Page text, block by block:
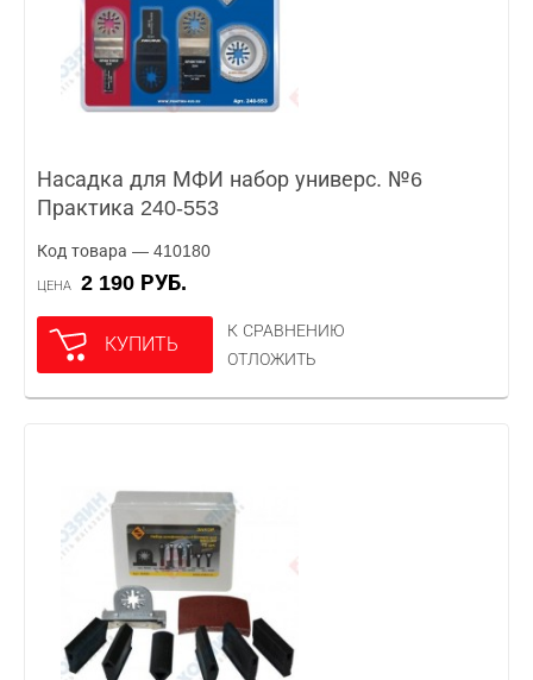
Насадка для МФИ набор универс. №6
Практика 240-553
Код товара — 410180
ЦЕНА 2 190 РУБ.
КУПИТЬ
К СРАВНЕНИЮ
ОТЛОЖИТЬ